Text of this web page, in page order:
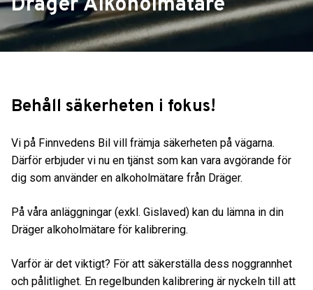
Dräger Alkoholmätare
Behåll säkerheten i fokus!
Vi på Finnvedens Bil vill främja säkerheten på vägarna.
Därför erbjuder vi nu en tjänst som kan vara avgörande för
dig som använder en alkoholmätare från Dräger.
På våra anläggningar (exkl. Gislaved) kan du lämna in din
Dräger alkoholmätare för kalibrering.
Varför är det viktigt? För att säkerställa dess noggrannhet
och pålitlighet. En regelbunden kalibrering är nyckeln till att